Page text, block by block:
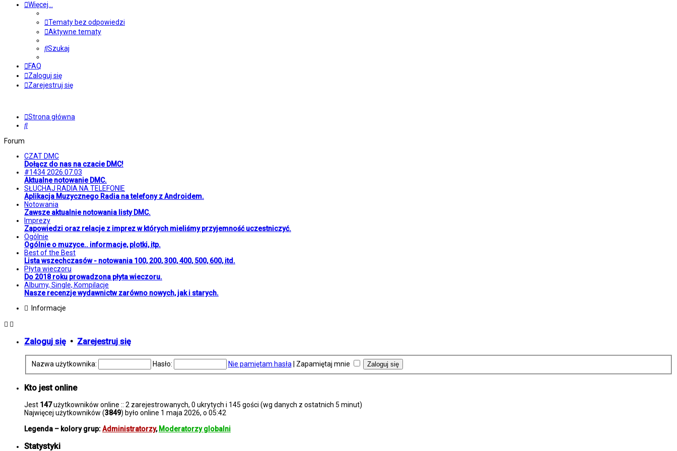
Więcej…
Tematy bez odpowiedzi
Aktywne tematy
Szukaj
FAQ
Zaloguj się
Zarejestruj się
Strona główna
Szukaj
Forum
CZAT DMC
Dołącz do nas na czacie DMC!
#1434 2026.07.03
Aktualne notowanie DMC.
SŁUCHAJ RADIA NA TELEFONIE
Aplikacja Muzycznego Radia na telefony z Androidem.
Notowania
Zawsze aktualnie notowania listy DMC.
Imprezy
Zapowiedzi oraz relacje z imprez w których mieliśmy przyjemność uczestniczyć.
Ogólnie
Ogólnie o muzyce.. informacje, plotki, itp.
Best of the Best
Lista wszechczasów - notowania 100, 200, 300, 400, 500, 600, itd.
Płyta wieczoru
Do 2018 roku prowadzona płyta wieczoru.
Albumy, Single, Kompilacje
Nasze recenzje wydawnictw zarówno nowych, jak i starych.
Informacje
Zaloguj się • Zarejestruj się
Nazwa użytkownika: Hasło: Nie pamiętam hasła Zapamiętaj mnie
Kto jest online
Jest 147użytkowników online :: 2 zarejestrowanych, 0 ukrytych i 145 gości (wg danych z ostatnich 5 minut)
Najwięcej użytkowników (3849) było online 1 maja 2026, o 05:42
Legenda – kolory grup:Administratorzy, Moderatorzy globalni
Statystyki